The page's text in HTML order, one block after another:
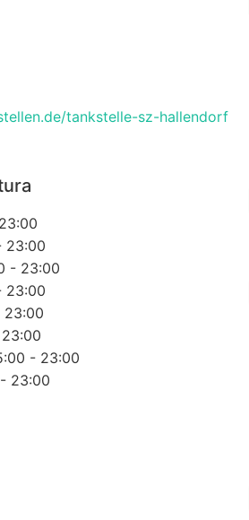
tankstelle-sz-hallendorf
23:00
- 23:00
23:00
23:00
- 23:00
23:00